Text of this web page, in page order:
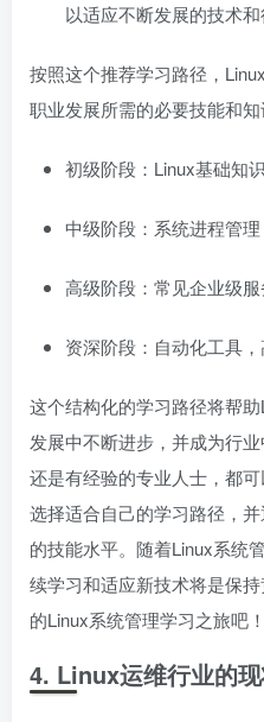
以适应不断发展的技术和
按照这个推荐学习路径，
职业发展所需的必要技能和知
初级阶段：Linux基础知
中级阶段：系统进程管
高级阶段：常见企业级
资深阶段：自动化工具
这个结构化的学习路径将帮
发展中不断进步，并成为行
还是有经验的专业人士，都
选择适合自己的学习路径，
的技能水平。随着Linux系统
续学习和适应新技术将是保
的Linux系统管理学习之旅吧！
4. Linux运维行业的